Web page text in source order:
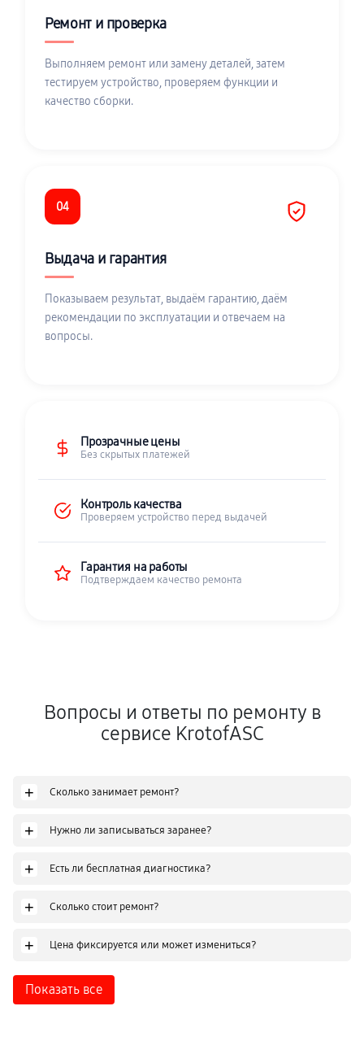
Ремонт и проверка
Выполняем ремонт или замену деталей, затем
тестируем устройство, проверяем функции и
качество сборки.
04
Выдача и гарантия
Показываем результат, выдаём гарантию, даём
рекомендации по эксплуатации и отвечаем на
вопросы.
Прозрачные цены
Без скрытых платежей
Контроль качества
Проверяем устройство перед выдачей
Гарантия на работы
Подтверждаем качество ремонта
Вопросы и ответы по ремонту в
сервисе KrotofASC
+ Сколько занимает ремонт?
+ Нужно ли записываться заранее?
+ Есть ли бесплатная диагностика?
+ Сколько стоит ремонт?
+ Цена фиксируется или может измениться?
Показать все